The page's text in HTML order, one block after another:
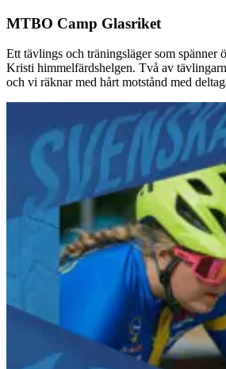
MTBO Camp Glasriket
Ett tävlings och träningsläger som spänner
Kristi himmelfärdshelgen. Två av
och vi räknar med hårt motstånd med